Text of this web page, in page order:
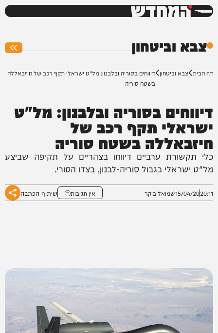
המחדש
צבא וביטחון
דף הבית צבא וביטחון דיווחים בסוריה ובלבנון: מל"ט ישראלי תקף רכב של חיזבאללה
בשטח סוריה
דיווחים בסוריה ובלבנון: מל"ט
ישראלי תקף רכב של
חיזבאללה בשטח סוריה
כלי תקשורת ערביים דיווחו בצהריים על תקיפה שביצע
מל"ט ישראלי בגבול סוריה-לבנון, בצדו הסורי.
20:11
15/04/20שמואל בוקר אין תגובות שיתוף הכתבה